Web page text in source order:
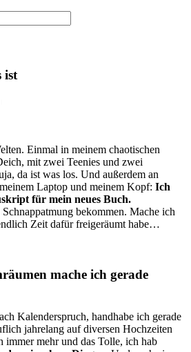
ist
Einmal in meinem chaotischen
mit zwei Teenies und zwei
da ist was los. Und außerdem an
Laptop und meinem Kopf: Ich
für mein neues Buch.
bekommen. Mache ich
Zeit dafür freigeräumt habe…
mache ich gerade
Kalenderspruch, handhabe ich gerade
jahrelang auf diversen Hochzeiten
immer mehr und das Tolle, ich hab